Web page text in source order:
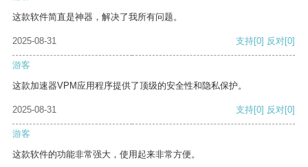
这款软件简直是神器，解决了我所有问题。
2025-08-31 支持[0] 反对[0]
游客
这款加速器VPM应用程序提供了顶级的安全性和隐私保护。
2025-08-31 支持[0] 反对[0]
游客
这款软件的功能非常强大，使用起来非常方便。